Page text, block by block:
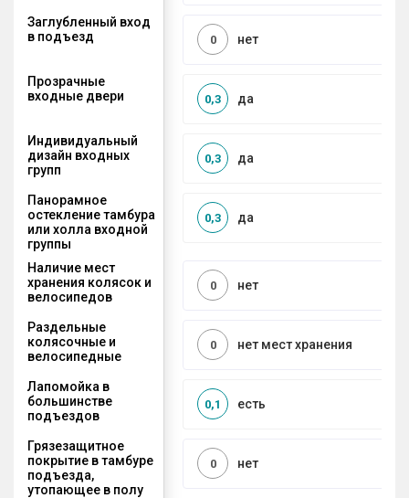
Заглубленный вход
в подъезд
нет
0
Прозрачные
входные двери
да
0,3
Индивидуальный
дизайн входных
групп
да
0,3
Панорамное
остекление тамбура
или холла входной
группы
да
0,3
Наличие мест
хранения колясок и
велосипедов
нет
0
Раздельные
колясочные и
велосипедные
нет мест хранения
0
Лапомойка в
большинстве
подъездов
есть
0,1
Грязезащитное
покрытие в тамбуре
подъезда,
утопающее в полу
нет
0